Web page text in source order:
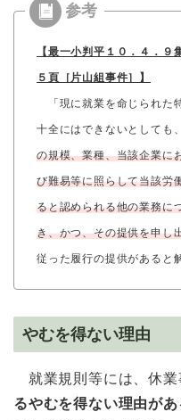
【最一小判平１０．４．
５頁［片山組事件］】
「現に就業を命じられ
十全にはできないとしても
の規模、業種、当該企業に
び難易等に照らして当該労
ると認められる他の業務に
き、かつ、その提供を申し
従った履行の提供があると
やむを得ない理由
就業規則等には、休
るやむを得ない理由が